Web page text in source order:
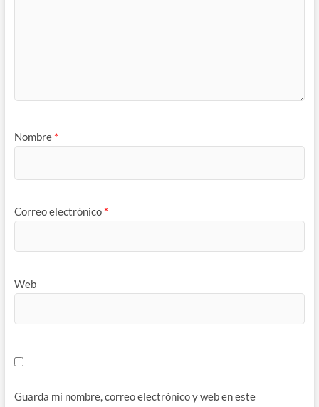
Nombre *
Correo electrónico *
Web
Guarda mi nombre, correo electrónico y web en este